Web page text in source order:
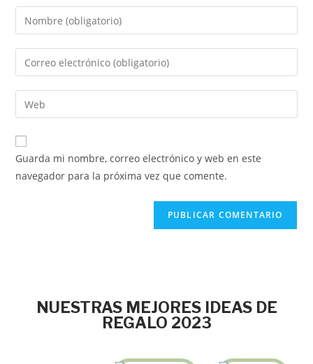
Guarda mi nombre, correo electrónico y web en este
navegador para la próxima vez que comente.
NUESTRAS MEJORES IDEAS DE
REGALO 2023